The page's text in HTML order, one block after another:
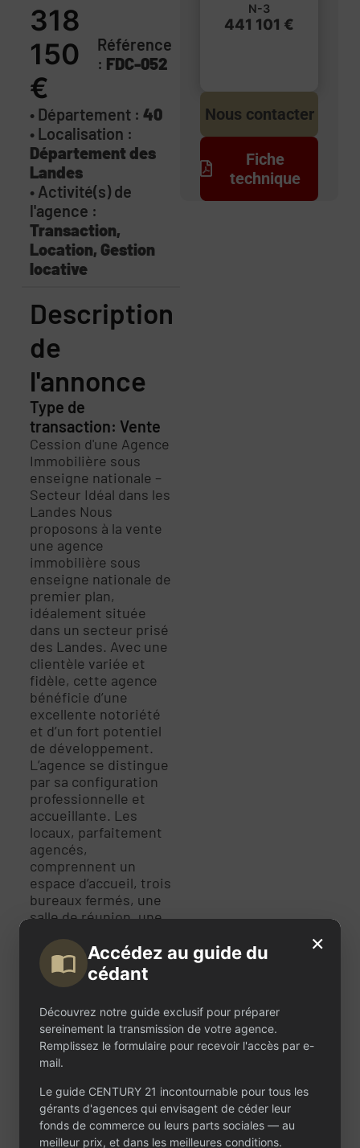
318
150
€
Référence
: FDC-052
• Département : 40
• Localisation :
Département des
Landes
• Activité(s) de
l'agence :
Transaction,
Location, Gestion
locative
Description
de
l'annonce
Type de
transaction: Vente
Cession d'une Agence
Immobilière sous
enseigne nationale –
Secteur Idéal dans les
Landes Nous
proposons à la vente
une agence
immobilière sous
enseigne nationale de
premier plan,
idéalement située
dans un secteur prisé
des Landes. Avec une
clientèle variée et
fidèle, cette agence
bénéficie d’une
excellente notoriété
et d’un fort potentiel
de développement.
L’agence se distingue
par sa configuration
professionnelle et
accueillante. Les
locaux, parfaitement
agencés,
comprennent un
espace d’accueil, trois
bureaux fermés, une
salle de réunion, une
toilettes et une
kitchenette. Les deux
belles vitrines offrent
et permettent de
mettre en avant de
nombreux biens
immobiliers. Le loyer
annuel s’élève à 20
000 € avec un bail
commercial neuf.
L’équipe en place est
N-3
441 101 €
Nous contacter
Fiche
technique
×
Accédez au guide du
cédant
Découvrez notre guide exclusif pour préparer
sereinement la transmission de votre agence.
Remplissez le formulaire pour recevoir l'accès par e-
mail.
Le guide CENTURY 21 incontournable pour tous les
gérants d'agences qui envisagent de céder leur
fonds de commerce ou leurs parts sociales — au
meilleur prix, et dans les meilleures conditions.